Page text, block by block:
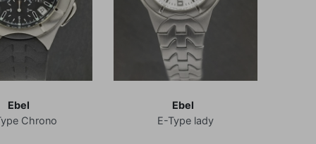
Ebel
Chrono
Ebel
E-Type lady